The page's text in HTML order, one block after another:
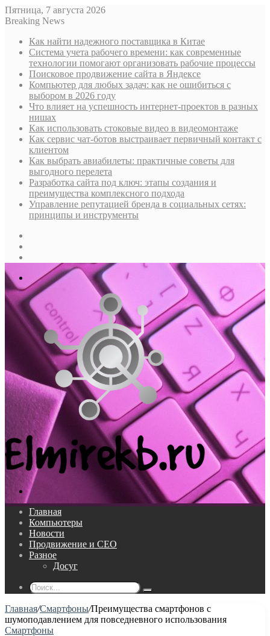
Пятница, 7 августа 2026
Breaking News
Как найти надежного поставщика в Китае
Система учета рабочего времени: как современные
технологии помогают организовать рабочие процессы
Поисковое продвижение сайта в Яндексе
Компьютер для любых задач: как не ошибиться с
выбором в 2026 году
Что влияет на успешность интернет-проектов в разных
нишах
Как использовать стоковые видео в видеомонтаже
Как сервис чат-ботов выстраивает первичный контакт с
клиентом
Как выбрать авиабилеты: практичные советы для
выгодного перелета
Разработка сайта под ключ: этапы создания и
преимущества комплексного подхода
Управление репутацией бренда в социальных сетях:
принципы и инструменты
Меню
Поиск...
Главная
Компьютеры
Новости
Продвижение и СЕО
Разное
Досуг
Поиск...
Главная/Смартфоны/Преимущества смартфонов с
шумоподавлением для повседневного использования
Смартфоны